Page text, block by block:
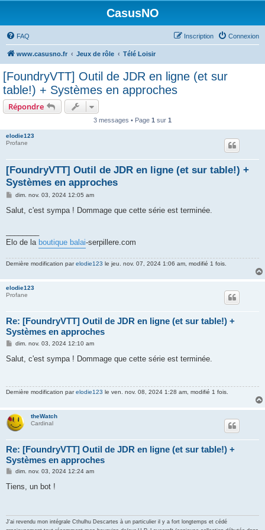
CasusNO
FAQ Connexion
Inscription
www.casusno.fr Jeux de rôle Télé Loisir
[FoundryVTT] Outil de JDR en ligne (et sur
table!) + Systèmes en approches
Répondre
3 messages • Page 1 sur 1
elodie123
Profane
[FoundryVTT] Outil de JDR en ligne (et sur table!) +
Systèmes en approches
M
s
e
dim. nov. 03, 2024 12:05 am
Salut, c'est sympa ! Dommage que cette série est terminée.
Elo de la boutique balai-serpillere.com
Dernière modification parelodie123 le jeu. nov. 07, 2024 1:06 am, modifié 1 fois.
elodie123
Profane
Re: [FoundryVTT] Outil de JDR en ligne (et sur table!) +
Systèmes en approches
M
s
e
dim. nov. 03, 2024 12:10 am
Salut, c'est sympa ! Dommage que cette série est terminée.
Dernière modification parelodie123 le ven. nov. 08, 2024 1:28 am, modifié 1 fois.
theWatch
Cardinal
Re: [FoundryVTT] Outil de JDR en ligne (et sur table!) +
Systèmes en approches
M
s
dim. nov. 03, 2024 12:24 am
Tiens, un bot !
J'ai revendu mon intégrale Cthulhu Descartes à un particulier il y a fort longtemps et cédé